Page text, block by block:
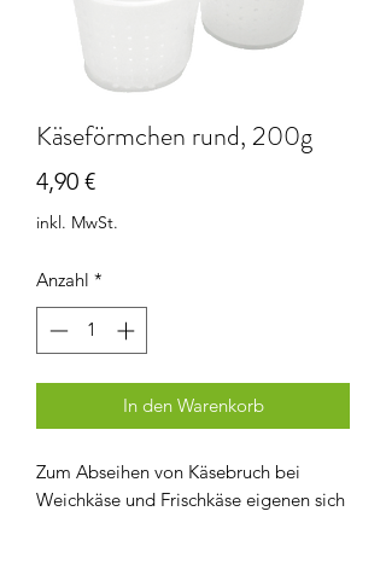
Käseförmchen rund, 200g
4,90 €Preis
inkl. MwSt.
Anzahl *
In den Warenkorb
Zum Abseihen von Käsebruch bei
Weichkäse und Frischkäse eigenen sich